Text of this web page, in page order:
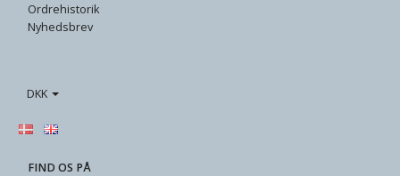
Ordrehistorik
Nyhedsbrev
DKK
FIND OS PÅ